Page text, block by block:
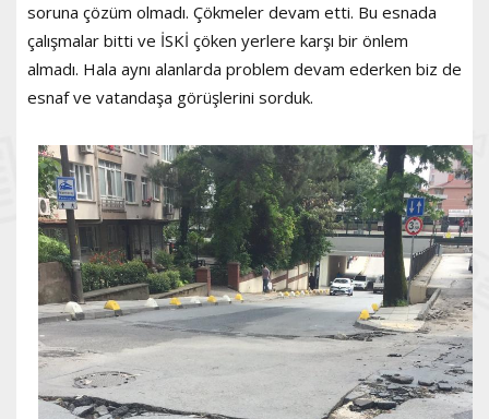
soruna çözüm olmadı. Çökmeler devam etti. Bu esnada
çalışmalar bitti ve İSKİ çöken yerlere karşı bir önlem
almadı. Hala aynı alanlarda problem devam ederken biz de
esnaf ve vatandaşa görüşlerini sorduk.